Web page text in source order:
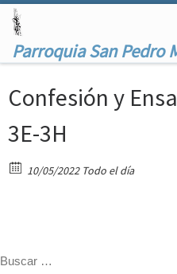
Parroquia San Pedro
Confesión y
3E-3H
10/05/2022 Todo el día
BUSCAR